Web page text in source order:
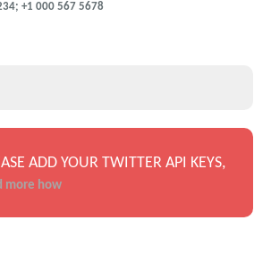
+1 000 567 5678
ADD YOUR TWITTER API KEYS,
more how